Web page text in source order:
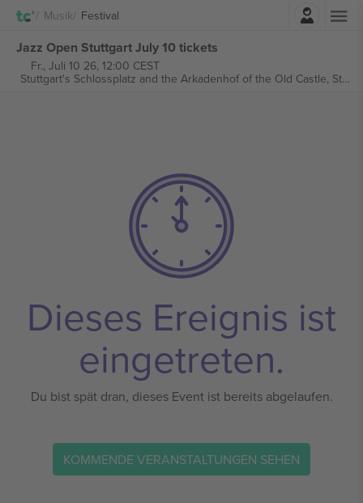
Musik Festival
Jazz Open Stuttgart July 10 tickets
Fr., Juli 10 26, 12:00 CEST
Stuttgart's Schlossplatz and the Arkadenhof of the Old Castle, Stuttgart, Germany
Dieses Ereignis ist
eingetreten.
Du bist spät dran, dieses Event ist bereits abgelaufen.
KOMMENDE VERANSTALTUNGEN SEHEN